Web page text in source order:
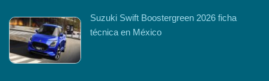
Suzuki Swift Boostergreen 2026 ficha
técnica en México